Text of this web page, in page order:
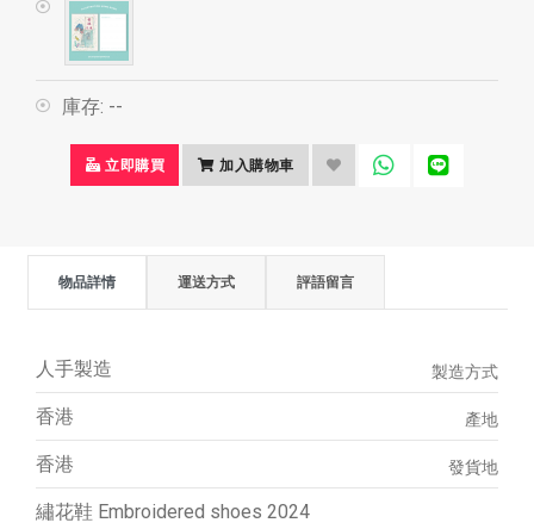
庫存: --
立即購買 加入購物車
物品詳情 運送方式 評語留言
製造方式
人手製造
產地
香港
發貨地
香港
繡花鞋 Embroidered shoes 2024